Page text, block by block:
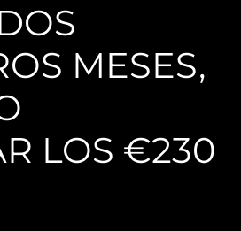
MESES,
LOS €230